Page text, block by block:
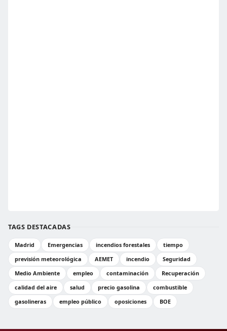
TAGS DESTACADAS
Madrid Emergencias incendios forestales
tiempo
previsión meteorológica
AEMET incendio
Seguridad
Medio Ambiente
empleo contaminación
Recuperación
calidad del aire
salud precio gasolina
combustible
gasolineras
empleo público oposiciones BOE